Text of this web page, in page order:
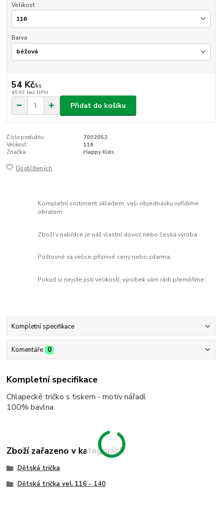
Velikost
Barva
54 Kč/ks
45 Kč bez DPH
Přidat do košíku
Číslo produktu:
7002052
Velikost:
116
Značka:
Happy Kids
Do oblíbených
Kompletní sortiment skladem, vaši objednávku vyřídíme
obratem.
Zboží v nabídce je náš vlastní dovoz nebo česká výroba.
Poštovné za velice příznivé ceny nebo zdarma.
Pokud si nejste jisti velikostí, výrobek vám rádi přeměříme.
Kompletní specifikace
Komentáře 0
Kompletní specifikace
Chlapecké tričko s tiskem - motiv nářadí.
100% bavlna
Zboží zařazeno v kategoriích
Dětská trička
Dětská trička vel. 116 - 140